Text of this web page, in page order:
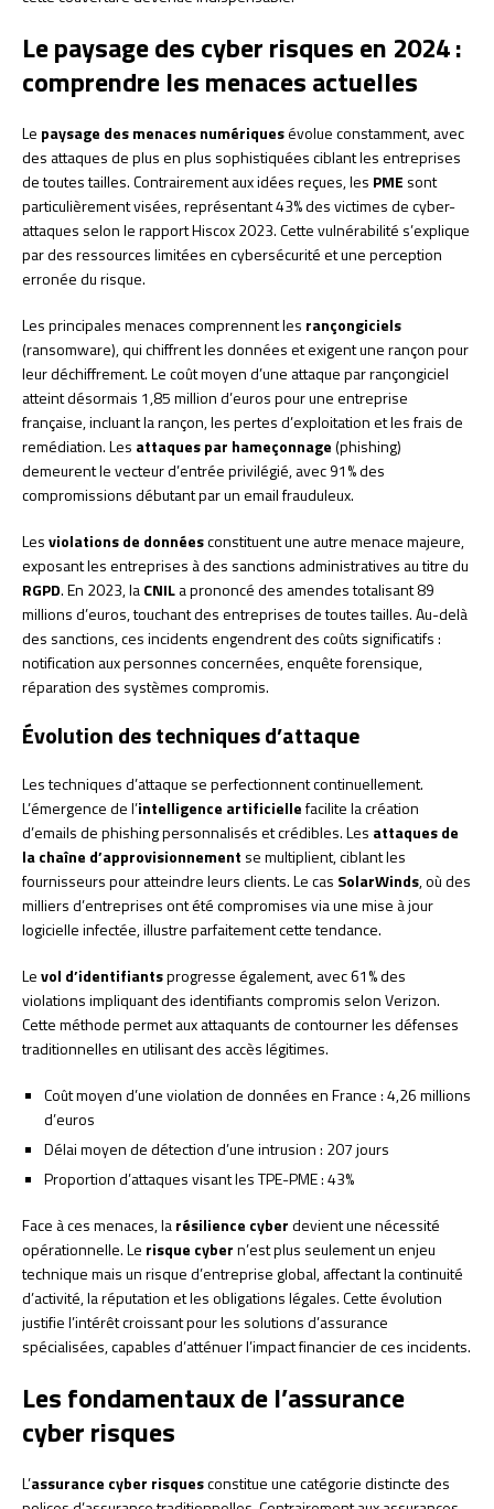
Le paysage des cyber risques en 2024 :
comprendre les menaces actuelles
Le paysage des menaces numériquesévolue constamment, avec
des attaques de plus en plus sophistiquées ciblant les entreprises
de toutes tailles. Contrairement aux idées reçues, les PME sont
particulièrement visées, représentant 43% des victimes de cyber-
attaques selon le rapport Hiscox 2023. Cette vulnérabilité s’explique
par des ressources limitées en cybersécurité et une perception
erronée du risque.
Les principales menaces comprennent les rançongiciels
(ransomware), qui chiffrent les données et exigent une rançon pour
leur déchiffrement. Le coût moyen d’une attaque par rançongiciel
atteint désormais 1,85 million d’euros pour une entreprise
française, incluant la rançon, les pertes d’exploitation et les frais de
remédiation. Les attaques par hameçonnage(phishing)
demeurent le vecteur d’entrée privilégié, avec 91% des
compromissions débutant par un email frauduleux.
Lesviolations de donnéesconstituent une autre menace majeure,
exposant les entreprises à des sanctions administratives au titre du
RGPD. En 2023, laCNILa prononcé des amendes totalisant 89
millions d’euros, touchant des entreprises de toutes tailles. Au-delà
des sanctions, ces incidents engendrent des coûts significatifs :
notification aux personnes concernées, enquête forensique,
réparation des systèmes compromis.
Évolution des techniques d’attaque
Les techniques d’attaque se perfectionnent continuellement.
L’émergence de l’intelligence artificiellefacilite la création
d’emails de phishing personnalisés et crédibles. Les attaques de
la chaîne d’approvisionnement se multiplient, ciblant les
fournisseurs pour atteindre leurs clients. Le cas SolarWinds, où des
milliers d’entreprises ont été compromises via une mise à jour
logicielle infectée, illustre parfaitement cette tendance.
Levol d’identifiantsprogresse également, avec 61% des
violations impliquant des identifiants compromis selon Verizon.
Cette méthode permet aux attaquants de contourner les défenses
traditionnelles en utilisant des accès légitimes.
Coût moyen d’une violation de données en France : 4,26 millions
d’euros
Délai moyen de détection d’une intrusion : 207 jours
Proportion d’attaques visant les TPE-PME : 43%
Face à ces menaces, larésilience cyberdevient une nécessité
opérationnelle. Le risque cybern’est plus seulement un enjeu
technique mais un risque d’entreprise global, affectant la continuité
d’activité, la réputation et les obligations légales. Cette évolution
justifie l’intérêt croissant pour les solutions d’assurance
spécialisées, capables d’atténuer l’impact financier de ces incidents.
Les fondamentaux de l’assurance
cyber risques
L’assurance cyber risquesconstitue une catégorie distincte des